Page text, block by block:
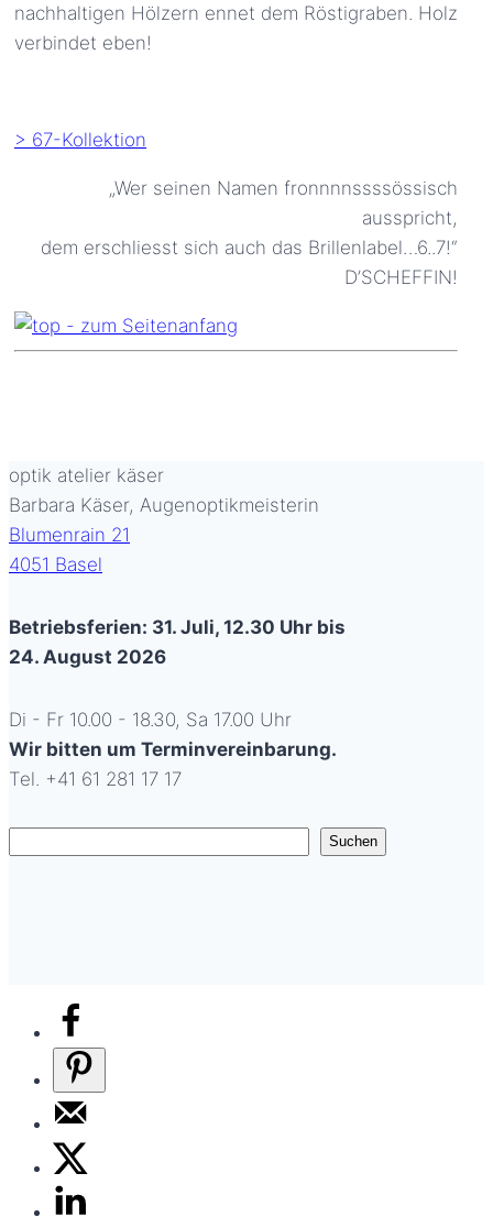
nachhaltigen Hölzern ennet dem Röstigraben. Holz
verbindet eben!
> 67-Kollektion
„Wer seinen Namen fronnnnssssössisch
ausspricht,
dem erschliesst sich auch das Brillenlabel…6..7!“
D’SCHEFFIN!
optik atelier käser
Barbara Käser, Augenoptikmeisterin
Blumenrain 21
4051 Basel
Betriebsferien: 31. Juli, 12.30 Uhr bis
24. August 2026
Di - Fr 10.00 - 18.30, Sa 17.00 Uhr
Wir bitten um Terminvereinbarung.
Tel. +41 61 281 17 17
Suchen